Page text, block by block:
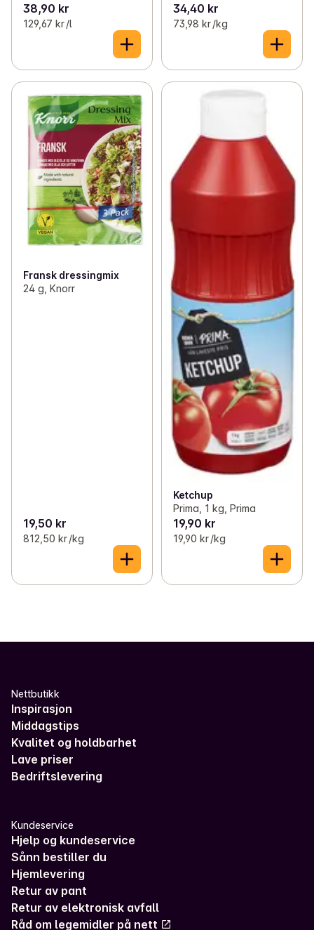
38,90 kr
129,67 kr /l
34,40 kr
73,98 kr /kg
Fransk dressingmix
24 g, Knorr
19,50 kr
812,50 kr /kg
Ketchup
Prima, 1 kg, Prima
19,90 kr
19,90 kr /kg
Nettbutikk
Inspirasjon
Middagstips
Kvalitet og holdbarhet
Lave priser
Bedriftslevering
Kundeservice
Hjelp og kundeservice
Sånn bestiller du
Hjemlevering
Retur av pant
Retur av elektronisk avfall
Råd om legemidler på nett